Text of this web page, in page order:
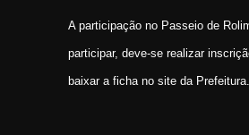
A participação no Passeio de
participar, deve-se realizar
baixar a ficha no site da Prefeitura.